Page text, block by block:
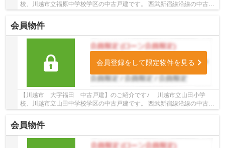
校、川越市立福原中学校学区の中古戸建です。 西武新宿線沿線の中古戸
会員物件
会員登録をして限定物件を見る
【川越市 大字福田 中古戸建】のご紹介です♪ 川越市立山田小学
校、川越市立山田中学校学区の中古戸建です。 西武新宿線沿線の中古戸
会員物件